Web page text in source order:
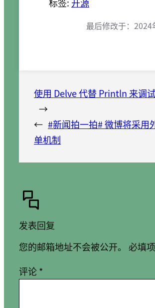
最后修改于： 2024
使用 Delve 代替 Println 来调
→
← #新闻拍一拍# 微博将采用
单机制
发表回复
您的邮箱地址不会被公开。
必填
评论*